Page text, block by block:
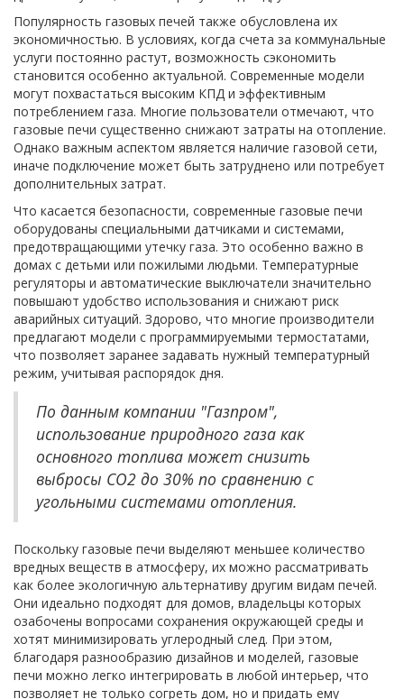
Популярность газовых печей также обусловлена их
экономичностью. В условиях, когда счета за коммунальные
услуги постоянно растут, возможность сэкономить
становится особенно актуальной. Современные модели
могут похвастаться высоким КПД и эффективным
потреблением газа. Многие пользователи отмечают, что
газовые печи существенно снижают затраты на отопление.
Однако важным аспектом является наличие газовой сети,
иначе подключение может быть затруднено или потребует
дополнительных затрат.
Что касается безопасности, современные газовые печи
оборудованы специальными датчиками и системами,
предотвращающими утечку газа. Это особенно важно в
домах с детьми или пожилыми людьми. Температурные
регуляторы и автоматические выключатели значительно
повышают удобство использования и снижают риск
аварийных ситуаций. Здорово, что многие производители
предлагают модели с программируемыми термостатами,
что позволяет заранее задавать нужный температурный
режим, учитывая распорядок дня.
По данным компании "Газпром",
использование природного газа как
основного топлива может снизить
выбросы СО2 до 30% по сравнению с
угольными системами отопления.
Поскольку газовые печи выделяют меньшее количество
вредных веществ в атмосферу, их можно рассматривать
как более экологичную альтернативу другим видам печей.
Они идеально подходят для домов, владельцы которых
озабочены вопросами сохранения окружающей среды и
хотят минимизировать углеродный след. При этом,
благодаря разнообразию дизайнов и моделей, газовые
печи можно легко интегрировать в любой интерьер, что
позволяет не только согреть дом, но и придать ему